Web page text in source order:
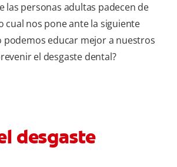
las personas adultas padecen de
cual nos pone ante la siguiente
podemos educar mejor a nuestros
el desgaste dental?
desgaste